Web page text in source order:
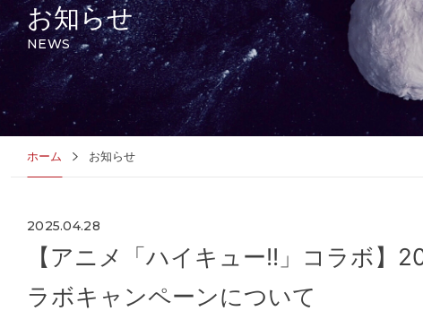
お知らせ
NEWS
ホーム お知らせ
2025.04.28
【アニメ「ハイキュー!!」コラボ】
ラボキャンペーンについて